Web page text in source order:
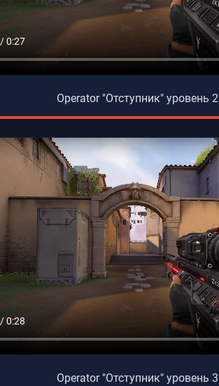
Operator "Отступник" уровень 2
Operator "Отступник" уровень 3